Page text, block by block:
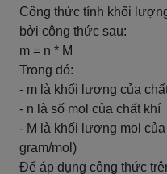
Công thức tính khối
bởi công thức sau:
m = n * M
Trong đó:
- m là khối lượng của
- n là số mol của chất khí
- M là khối lượng mol
gram/mol)
Để áp dụng công thức